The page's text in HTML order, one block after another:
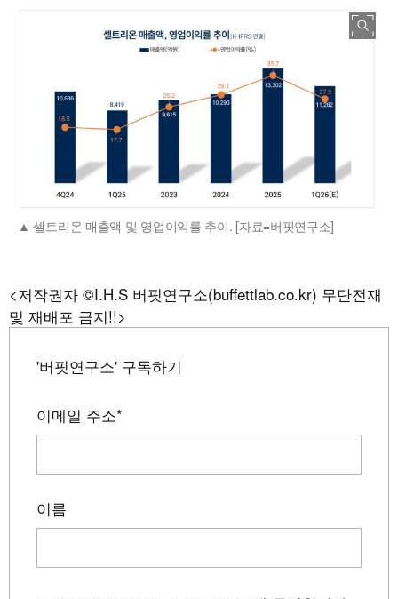
셀트리온 매출액 및 영업이익률 추이. [자료=버핏연구소]
<저작권자 ©I.H.S 버핏연구소(buffettlab.co.kr) 무단전재
및 재배포 금지!!>
'버핏연구소' 구독하기
이메일 주소*
이름